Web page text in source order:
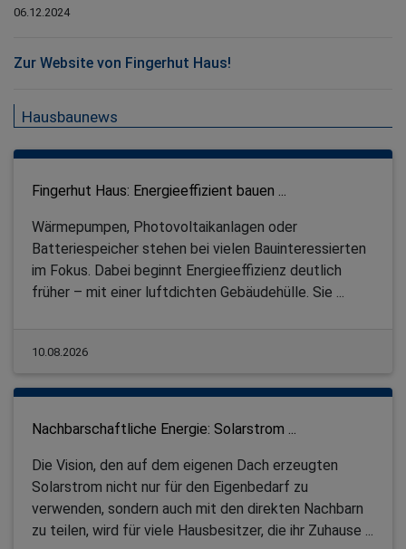
06.12.2024
Zur Website von Fingerhut Haus!
Hausbaunews
Fingerhut Haus: Energieeffizient bauen ...
Wärmepumpen, Photovoltaikanlagen oder
Batteriespeicher stehen bei vielen Bauinteressierten
im Fokus. Dabei beginnt Energieeffizienz deutlich
früher – mit einer luftdichten Gebäudehülle. Sie ...
10.08.2026
Nachbarschaftliche Energie: Solarstrom ...
Die Vision, den auf dem eigenen Dach erzeugten
Solarstrom nicht nur für den Eigenbedarf zu
verwenden, sondern auch mit den direkten Nachbarn
zu teilen, wird für viele Hausbesitzer, die ihr Zuhause ...